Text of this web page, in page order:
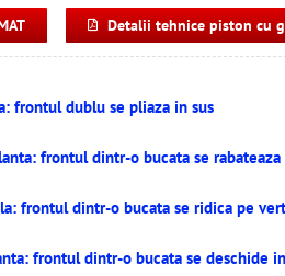
Detalii tehnice piston cu
frontul dublu se pliaza in sus
frontul dintr-o bucata se
frontul dintr-o bucata se ridica pe
frontul dintr-o bucata se deschide